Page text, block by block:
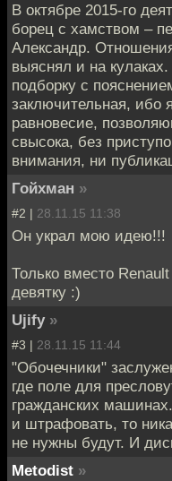
В октябре 2015-го
борец с хамством –
Александр.
выяснял и на
подборку с
заключительная, ибо
равновесие,
свысока, без
внимания, ни
Гойхман »
#2 | 28.11.15 11:38
Он украл мою идею!!!
Только вместо
девятку :)
Ujify »
#3 | 28.11.15 11:44
"Обочечники"
где поле для
гражданских
и штрафовать, то
не нужны будут. И
Metodist »